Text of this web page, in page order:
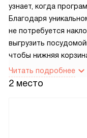
узнает, когда
Благодаря
не потребуется
выгрузить
чтобы нижняя
Читать подробнее
2 место